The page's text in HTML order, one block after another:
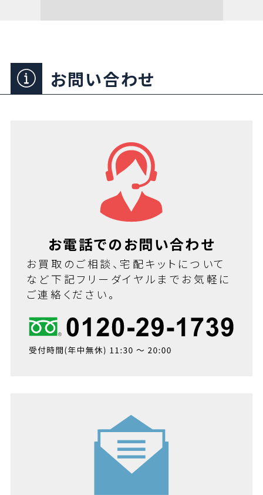
お問い合わせ
お電話でのお問い合わせ
お買取のご相談、宅配キットについて
など下記フリーダイヤルまでお気軽に
ご連絡ください。